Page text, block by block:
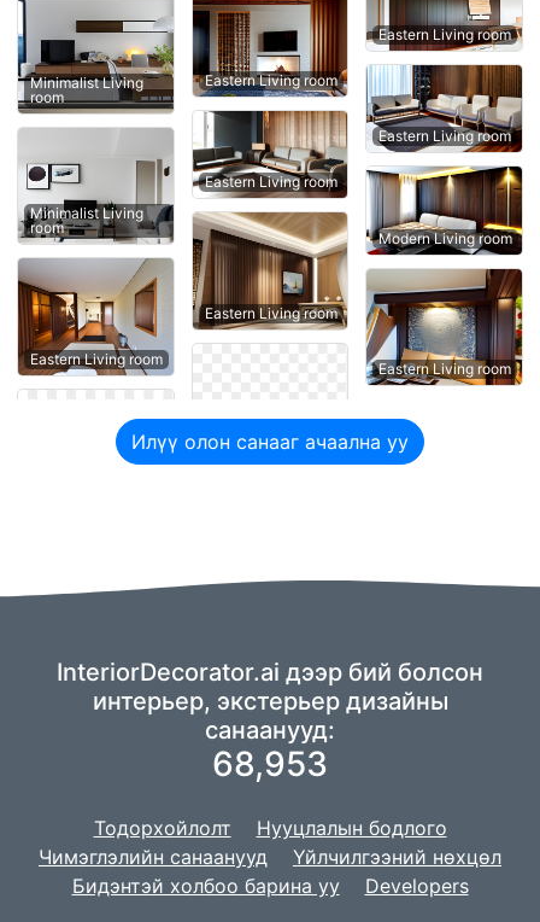
Minimalist Living
room
Minimalist Living
room
Eastern Living room
Eastern Living room
Eastern Living room
Eastern Living room
Eastern Living room
Eastern Living room
Modern Living room
Eastern Living room
Илүү олон санааг ачаална уу
InteriorDecorator.ai дээр бий болсон
интерьер, экстерьер дизайны
санаанууд:
68,953
Тодорхойлолт
Нууцлалын бодлого
Чимэглэлийн санаанууд
Үйлчилгээний нөхцөл
Бидэнтэй холбоо барина уу
Developers